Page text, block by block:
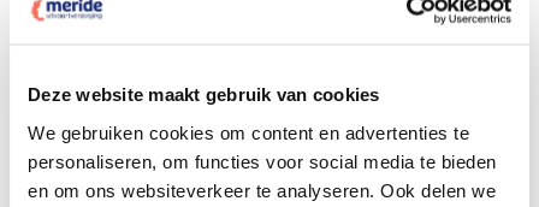
Deze website maakt gebruik van cookies
We gebruiken cookies om content en advertenties te
personaliseren, om functies voor social media te bieden
en om ons websiteverkeer te analyseren. Ook delen we
Dit kost een begrafenis
Bekijk tarieven voor crematie